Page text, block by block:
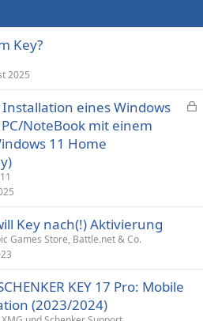
Key?
2025
r
eines Windows
NoteBook mit einem
11 Home
Key nach(!) Aktivierung
Games Store, Battle.net & Co.
KEY 17 Pro: Mobile
(2023/2024)